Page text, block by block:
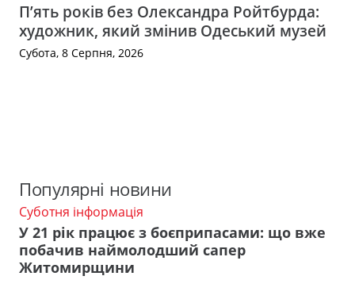
П’ять років без Олександра Ройтбурда:
художник, який змінив Одеський музей
Субота, 8 Серпня, 2026
Популярні новини
Суботня інформація
У 21 рік працює з боєприпасами: що вже
побачив наймолодший сапер
Житомирщини